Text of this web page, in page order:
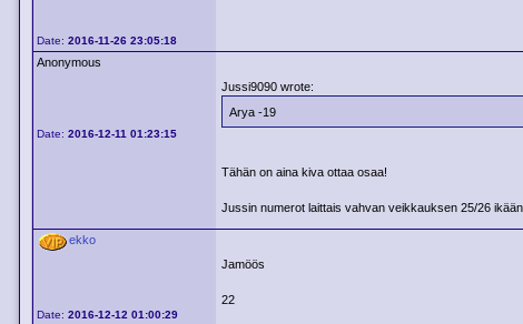
Date:2016-11-26 23:05:18
Anonymous
Date:2016-12-11 01:23:15
Jussi9090 wrote:
Arya -19
Tähän on aina kiva ottaa osaa!
Jussin numerot laittais vahvan veikkauksen 25/26
ekko
Date:2016-12-12 01:00:29
Jamöös
22